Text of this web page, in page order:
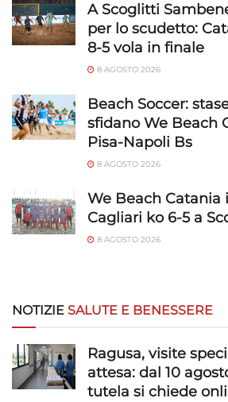
A Scoglitti
per lo scudetto:
8-5 vola in finale
8 AGOSTO 2026
Beach Soccer:
sfidano We Beach
Pisa-Napoli Bs
8 AGOSTO 2026
We Beach Catania
Cagliari ko 6-5 a
8 AGOSTO 2026
NOTIZIE SALUTE E BENESSERE
Ragusa, visite
attesa: dal 10
tutela si chiede